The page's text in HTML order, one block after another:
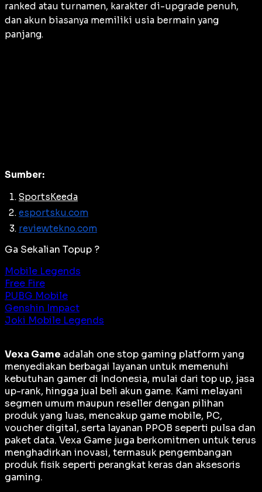
ranked atau turnamen, karakter di-upgrade penuh,
dan akun biasanya memiliki usia bermain yang
panjang.
Sumber:
SportsKeeda
esportsku.com
reviewtekno.com
Ga Sekalian Topup ?
Mobile Legends
Free Fire
PUBG Mobile
Genshin Impact
Joki Mobile Legends
Vexa Game adalah one stop gaming platform yang
menyediakan berbagai layanan untuk memenuhi
kebutuhan gamer di Indonesia, mulai dari top up, jasa
up-rank, hingga jual beli akun game. Kami melayani
segmen umum maupun reseller dengan pilihan
produk yang luas, mencakup game mobile, PC,
voucher digital, serta layanan PPOB seperti pulsa dan
paket data. Vexa Game juga berkomitmen untuk terus
menghadirkan inovasi, termasuk pengembangan
produk fisik seperti perangkat keras dan aksesoris
gaming.